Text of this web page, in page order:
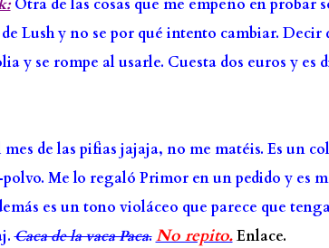
Otra de las cosas que me empeño en probar
Lush y no se por qué intento cambiar. Decir
y se rompe al usarle. Cuesta dos euros y es
mes de las pifias jajaja, no me matéis. Es un
Me lo regaló Primor en un pedido y es
es un tono violáceo que parece que
Caca de la vaca Paca.No repito. Enlace.